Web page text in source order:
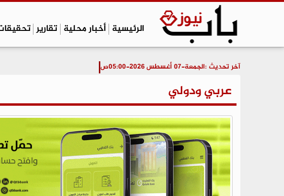
الرئيسية أخبار محلية تقارير
آخر تحديث :الجمعة-07 أغسطس 2026-05:00ص
عربي ودولي